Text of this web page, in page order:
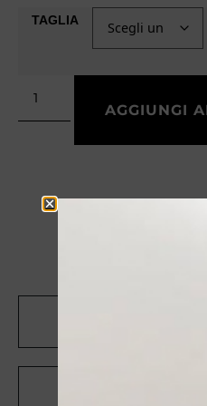
TAGLIA
AGGIUNGI